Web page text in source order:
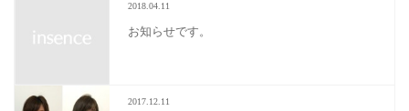
2018.04.11
お知らせです。
2017.12.11